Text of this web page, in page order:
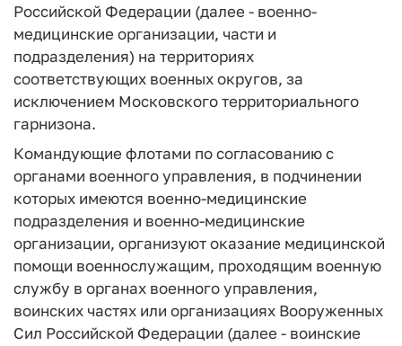
Российской Федерации (далее - военно-
медицинские организации, части и
подразделения) на территориях
соответствующих военных округов, за
исключением Московского территориального
гарнизона.
Командующие флотами по согласованию с
органами военного управления, в подчинении
которых имеются военно-медицинские
подразделения и военно-медицинские
организации, организуют оказание медицинской
помощи военнослужащим, проходящим военную
службу в органах военного управления,
воинских частях или организациях Вооруженных
Сил Российской Федерации (далее - воинские